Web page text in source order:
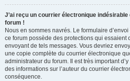
J’ai reçu un courrier électronique indésirable
forum !
Nous en sommes navrés. Le formulaire
ce forum possède des protections qui essaient
envoyant de tels messages. Vous devriez
une copie complète du courrier électronique
administrateur du forum. Il est très important
des informations sur l’auteur du courrier
conséquence.